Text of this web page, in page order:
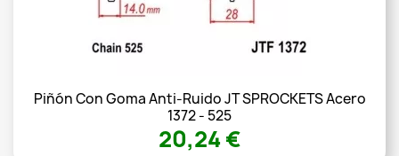
Piñón Con Goma Anti-Ruido JT SPROCKETS Acero
1372 - 525
20,24 €